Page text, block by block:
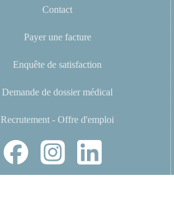
Contact
Payer une facture
Enquête de satisfaction
Demande de dossier médical
Recrutement - Offre d'emploi